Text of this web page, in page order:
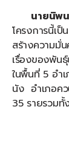
นายนิพ
โครงการนี้เป็
สร้างความมั่
เรื่องของพัน
ในพื้นที่ 5 อำ
นัง อำเภอค
35 รายรวมทั้